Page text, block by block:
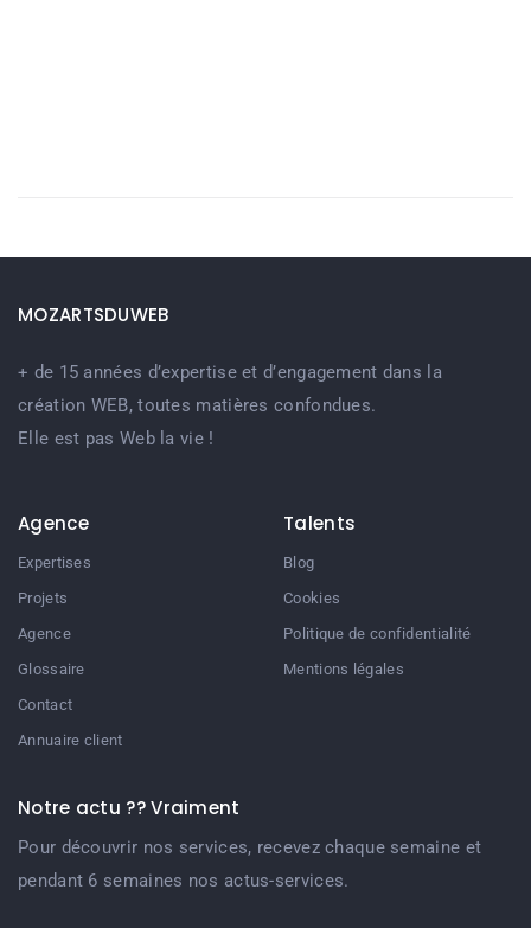
MOZARTSDUWEB
+ de 15 années d’expertise et d’engagement dans la
création WEB, toutes matières confondues.
Elle est pas Web la vie !
Agence
Expertises
Projets
Agence
Glossaire
Contact
Annuaire client
Talents
Blog
Cookies
Politique de confidentialité
Mentions légales
Notre actu ?? Vraiment
Pour découvrir nos services, recevez chaque semaine et
pendant 6 semaines nos actus-services.